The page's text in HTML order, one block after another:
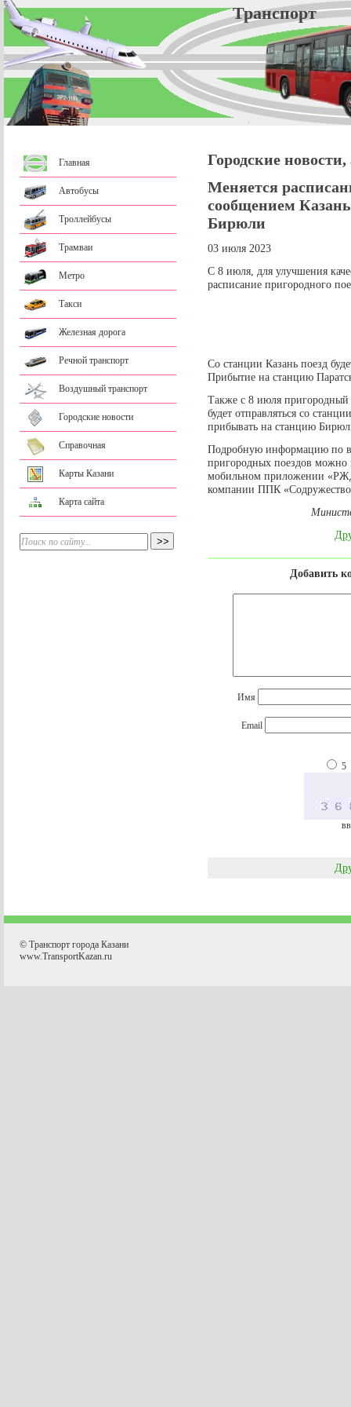
Главная
Автобусы
Троллейбусы
Трамваи
Метро
Такси
Железная дорога
Речной транспорт
Воздушный транспорт
Городские новости
Справочная
Карты Казани
Карта сайта
Городские
Меняется
сообщением
Бирюли
03 июля 2023
С 8 июля, для улучшения
расписание пригородного
Со станции Казань поезд
Прибытие на станцию
Также с 8 июля
будет отправляться со
прибывать на станцию
Подробную информацию по
пригородных поездов можно
мобильном приложении
компании ППК
Добавить
Имя
Email
5
© Транспорт города Казани
www.TransportKazan.ru